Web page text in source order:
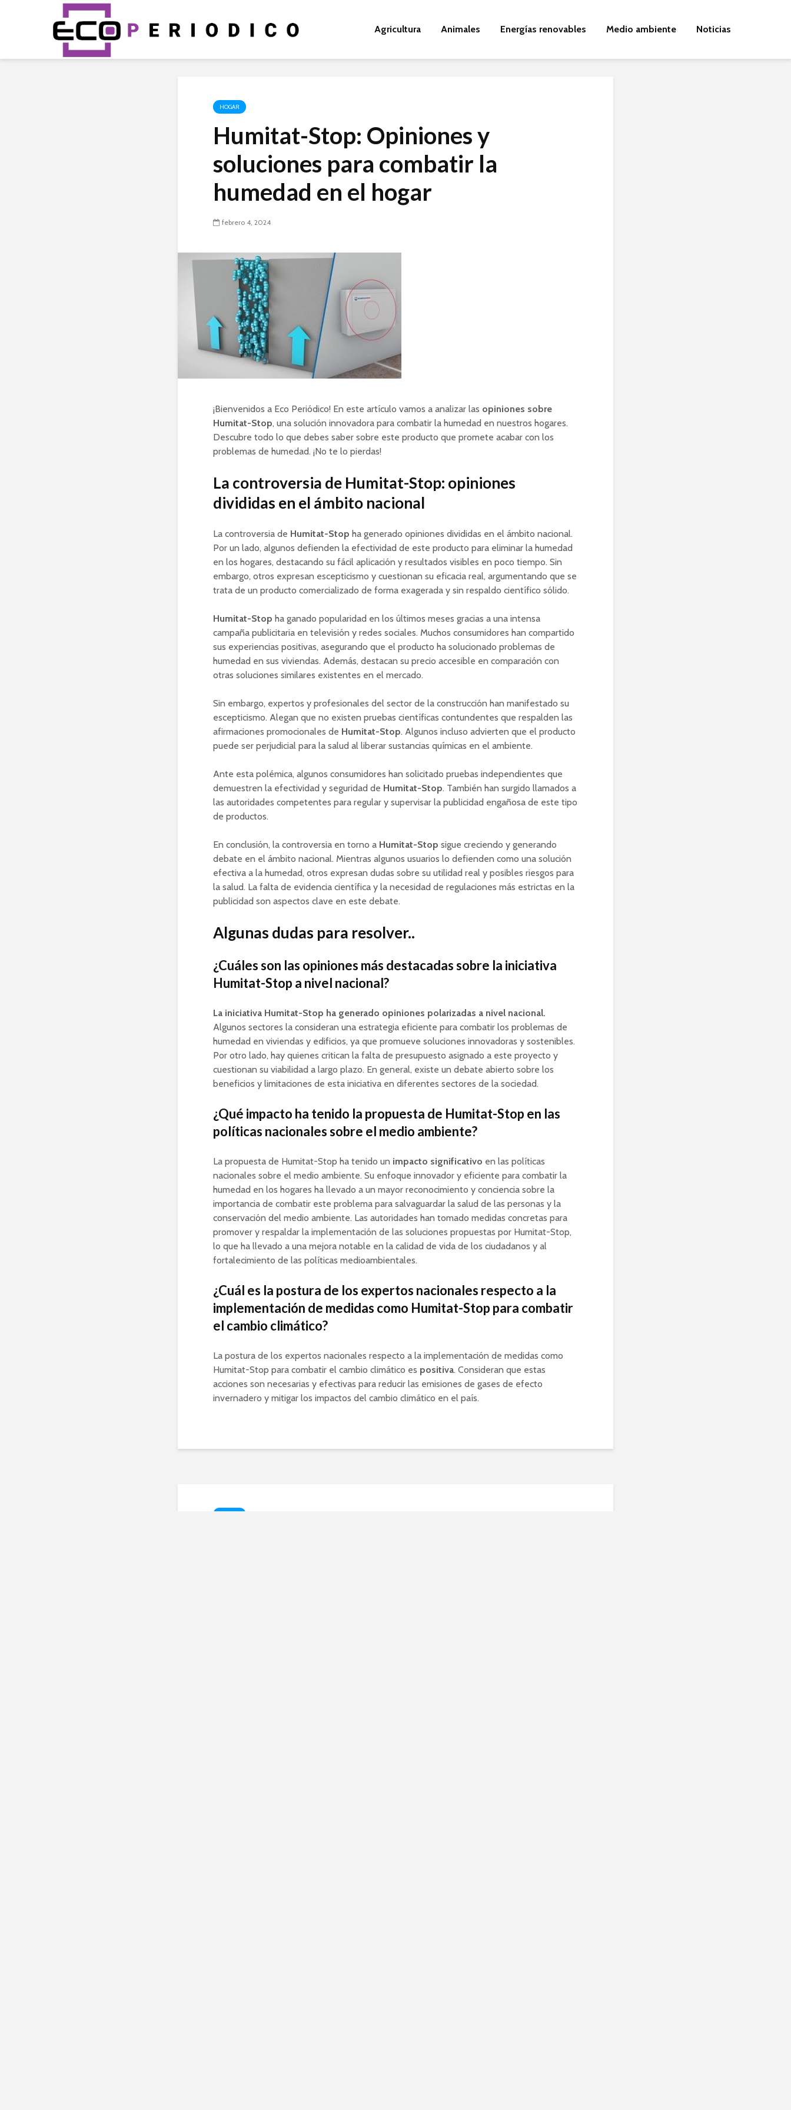
Agricultura Animales Energías renovables Medio ambiente Noticias
HOGAR
Humitat-Stop: Opiniones y
soluciones para combatir la
humedad en el hogar
febrero 4, 2024
¡Bienvenidos a Eco Periódico! En este artículo vamos a analizar las opiniones sobre
Humitat-Stop, una solución innovadora para combatir la humedad en nuestros hogares.
Descubre todo lo que debes saber sobre este producto que promete acabar con los
problemas de humedad. ¡No te lo pierdas!
La controversia de Humitat-Stop: opiniones
divididas en el ámbito nacional
La controversia de Humitat-Stop ha generado opiniones divididas en el ámbito nacional.
Por un lado, algunos defienden la efectividad de este producto para eliminar la humedad
en los hogares, destacando su fácil aplicación y resultados visibles en poco tiempo. Sin
embargo, otros expresan escepticismo y cuestionan su eficacia real, argumentando que se
trata de un producto comercializado de forma exagerada y sin respaldo científico sólido.
Humitat-Stop ha ganado popularidad en los últimos meses gracias a una intensa
campaña publicitaria en televisión y redes sociales. Muchos consumidores han compartido
sus experiencias positivas, asegurando que el producto ha solucionado problemas de
humedad en sus viviendas. Además, destacan su precio accesible en comparación con
otras soluciones similares existentes en el mercado.
Sin embargo, expertos y profesionales del sector de la construcción han manifestado su
escepticismo. Alegan que no existen pruebas científicas contundentes que respalden las
afirmaciones promocionales de Humitat-Stop. Algunos incluso advierten que el producto
puede ser perjudicial para la salud al liberar sustancias químicas en el ambiente.
Ante esta polémica, algunos consumidores han solicitado pruebas independientes que
demuestren la efectividad y seguridad de Humitat-Stop. También han surgido llamados a
las autoridades competentes para regular y supervisar la publicidad engañosa de este tipo
de productos.
En conclusión, la controversia en torno a Humitat-Stop sigue creciendo y generando
debate en el ámbito nacional. Mientras algunos usuarios lo defienden como una solución
efectiva a la humedad, otros expresan dudas sobre su utilidad real y posibles riesgos para
la salud. La falta de evidencia científica y la necesidad de regulaciones más estrictas en la
publicidad son aspectos clave en este debate.
Algunas dudas para resolver..
¿Cuáles son las opiniones más destacadas sobre la iniciativa
Humitat-Stop a nivel nacional?
La iniciativa Humitat-Stop ha generado opiniones polarizadas a nivel nacional.
Algunos sectores la consideran una estrategia eficiente para combatir los problemas de
humedad en viviendas y edificios, ya que promueve soluciones innovadoras y sostenibles.
Por otro lado, hay quienes critican la falta de presupuesto asignado a este proyecto y
cuestionan su viabilidad a largo plazo. En general, existe un debate abierto sobre los
beneficios y limitaciones de esta iniciativa en diferentes sectores de la sociedad.
¿Qué impacto ha tenido la propuesta de Humitat-Stop en las
políticas nacionales sobre el medio ambiente?
La propuesta de Humitat-Stop ha tenido un impacto significativo en las políticas
nacionales sobre el medio ambiente. Su enfoque innovador y eficiente para combatir la
humedad en los hogares ha llevado a un mayor reconocimiento y conciencia sobre la
importancia de combatir este problema para salvaguardar la salud de las personas y la
conservación del medio ambiente. Las autoridades han tomado medidas concretas para
promover y respaldar la implementación de las soluciones propuestas por Humitat-Stop,
lo que ha llevado a una mejora notable en la calidad de vida de los ciudadanos y al
fortalecimiento de las políticas medioambientales.
¿Cuál es la postura de los expertos nacionales respecto a la
implementación de medidas como Humitat-Stop para combatir
el cambio climático?
La postura de los expertos nacionales respecto a la implementación de medidas como
Humitat-Stop para combatir el cambio climático es positiva. Consideran que estas
acciones son necesarias y efectivas para reducir las emisiones de gases de efecto
invernadero y mitigar los impactos del cambio climático en el país.